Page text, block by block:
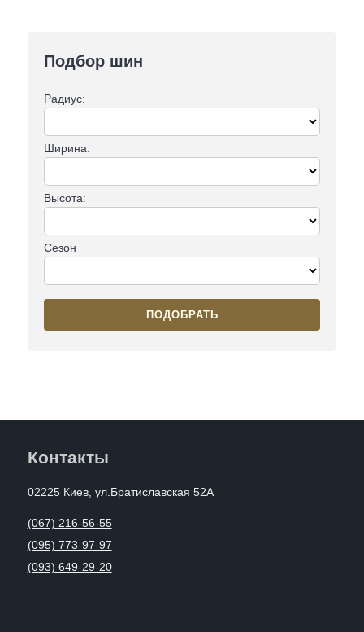
Подбор шин
Радиус:
Ширина:
Высота:
Сезон
ПОДОБРАТЬ
Контакты
02225 Киев, ул.Братиславская 52А
(067) 216-56-55
(095) 773-97-97
(093) 649-29-20